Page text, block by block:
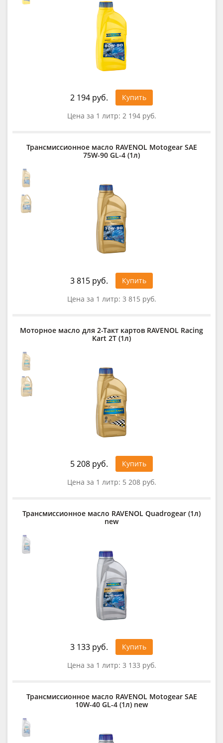
2 194 руб.
Купить
Цена за 1 литр: 2 194 руб.
Трансмиссионное масло RAVENOL Motogear SAE
75W-90 GL-4 (1л)
3 815 руб.
Купить
Цена за 1 литр: 3 815 руб.
Моторное масло для 2-Такт картов RAVENOL Racing
Kart 2T (1л)
5 208 руб.
Купить
Цена за 1 литр: 5 208 руб.
Трансмиссионное масло RAVENOL Quadrogear (1л)
new
3 133 руб.
Купить
Цена за 1 литр: 3 133 руб.
Трансмиссионное масло RAVENOL Motogear SAE
10W-40 GL-4 (1л) new